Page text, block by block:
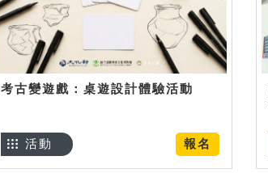
考古變遊戲：桌遊設計體驗活動
報名
活動